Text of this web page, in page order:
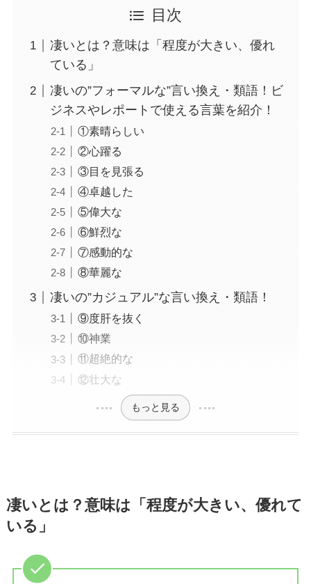
目次
凄いとは？意味は「程度が大きい、優れ
ている」
凄いの”フォーマルな”言い換え・類語！ビ
ジネスやレポートで使える言葉を紹介！
①素晴らしい
②心躍る
③目を見張る
④卓越した
⑤偉大な
⑥鮮烈な
⑦感動的な
⑧華麗な
凄いの”カジュアル”な言い換え・類語！
⑨度肝を抜く
⑩神業
⑪超絶的な
⑫壮大な
もっと見る
凄いとは？意味は「程度が大きい、優れて
いる」